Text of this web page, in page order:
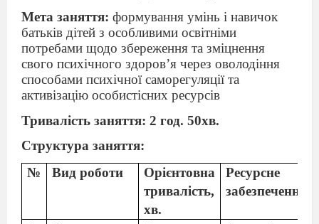
Мета заняття: формування умінь і навичок
батьків дітей з особливими освітніми
потребами щодо збереження та зміцнення
свого психічного здоров’я через оволодіння
способами психічної саморегуляції та
активізацію особистісних ресурсів
Тривалість заняття: 2 год. 50хв.
Структура заняття:
№
Вид роботи
Орієнтовна
тривалість,
хв.
Ресурсне
забезпечення